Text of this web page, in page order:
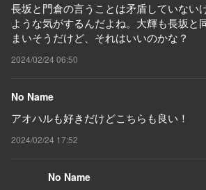
長坂と門倉の言うことは矛盾していない
ような気がするんだよね。大輝も長坂と
まいそうだけど、それはいいのかな？
2024/02/24 06:50
No Name
アオハルも好きだけどこちらも良い！
2024/02/24 17:52
No Name